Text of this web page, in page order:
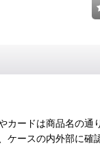
ードは商品名の通
ースの内外部に